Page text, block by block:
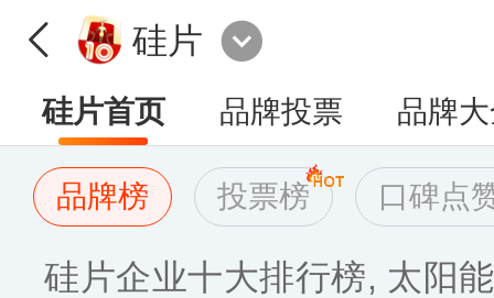
硅片
硅片首页 品牌投票 品牌
品牌榜 投票榜 口碑点
硅片企业十大排行榜, 太阳